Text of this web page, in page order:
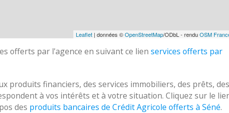
Leaflet| données ©OpenStreetMap/ODbL - renduOSM
offerts par l'agence en suivant ce lien services offerts par
produits financiers, des services immobiliers, des prêts, des
à vos intérêts et à votre situation. Cliquez sur le
des produits bancaires de Crédit Agricole offerts à Séné.